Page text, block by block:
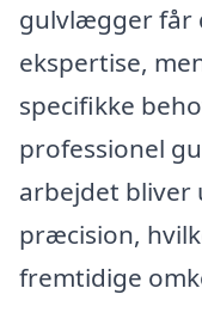
gulvlægger får
ekspertise,
specifikke
professionel
arbejdet bliver
præcision,
fremtidige